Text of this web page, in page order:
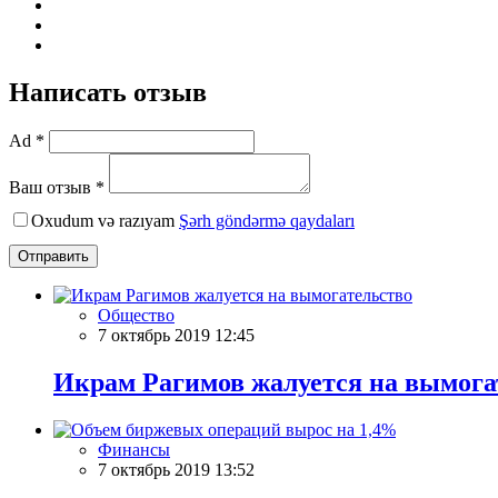
Написать отзыв
Ad *
Ваш отзыв *
Oxudum və razıyam Şərh göndərmə qaydaları
Отправить
Общество
7 октябрь 2019 12:45
Икрам Рагимов жалуется на
Финансы
7 октябрь 2019 13:52